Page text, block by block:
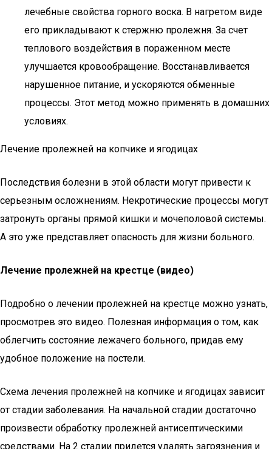
лечебные свойства горного воска. В нагретом виде
его прикладывают к стержню пролежня. За счет
теплового воздействия в пораженном месте
улучшается кровообращение. Восстанавливается
нарушенное питание, и ускоряются обменные
процессы. Этот метод можно применять в домашних
условиях.
Лечение пролежней на копчике и ягодицах
Последствия болезни в этой области могут привести к
серьезным осложнениям. Некротические процессы могут
затронуть органы прямой кишки и мочеполовой системы.
А это уже представляет опасность для жизни больного.
Лечение пролежней на крестце (видео)
Подробно о лечении пролежней на крестце можно узнать,
просмотрев это видео. Полезная информация о том, как
облегчить состояние лежачего больного, придав ему
удобное положение на постели.
Схема лечения пролежней на копчике и ягодицах зависит
от стадии заболевания. На начальной стадии достаточно
произвести обработку пролежней антисептическими
средствами. На 2 стадии придется удалять загрязнения и